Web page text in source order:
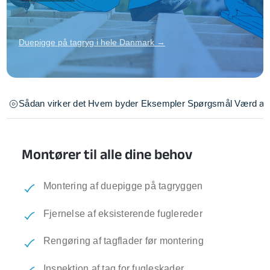
Duepigge på tagryg i hele Danmark →
Sådan virker det Hvem byder Eksempler Spørgsmål Værd at
Montører til alle dine behov
Montering af duepigge på tagryggen
Fjernelse af eksisterende fuglereder
Rengøring af tagflader før montering